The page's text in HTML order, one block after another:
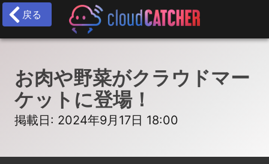
戻る
お肉や野菜がクラウドマー
ケットに登場！
掲載日: 2024年9月17日 18:00